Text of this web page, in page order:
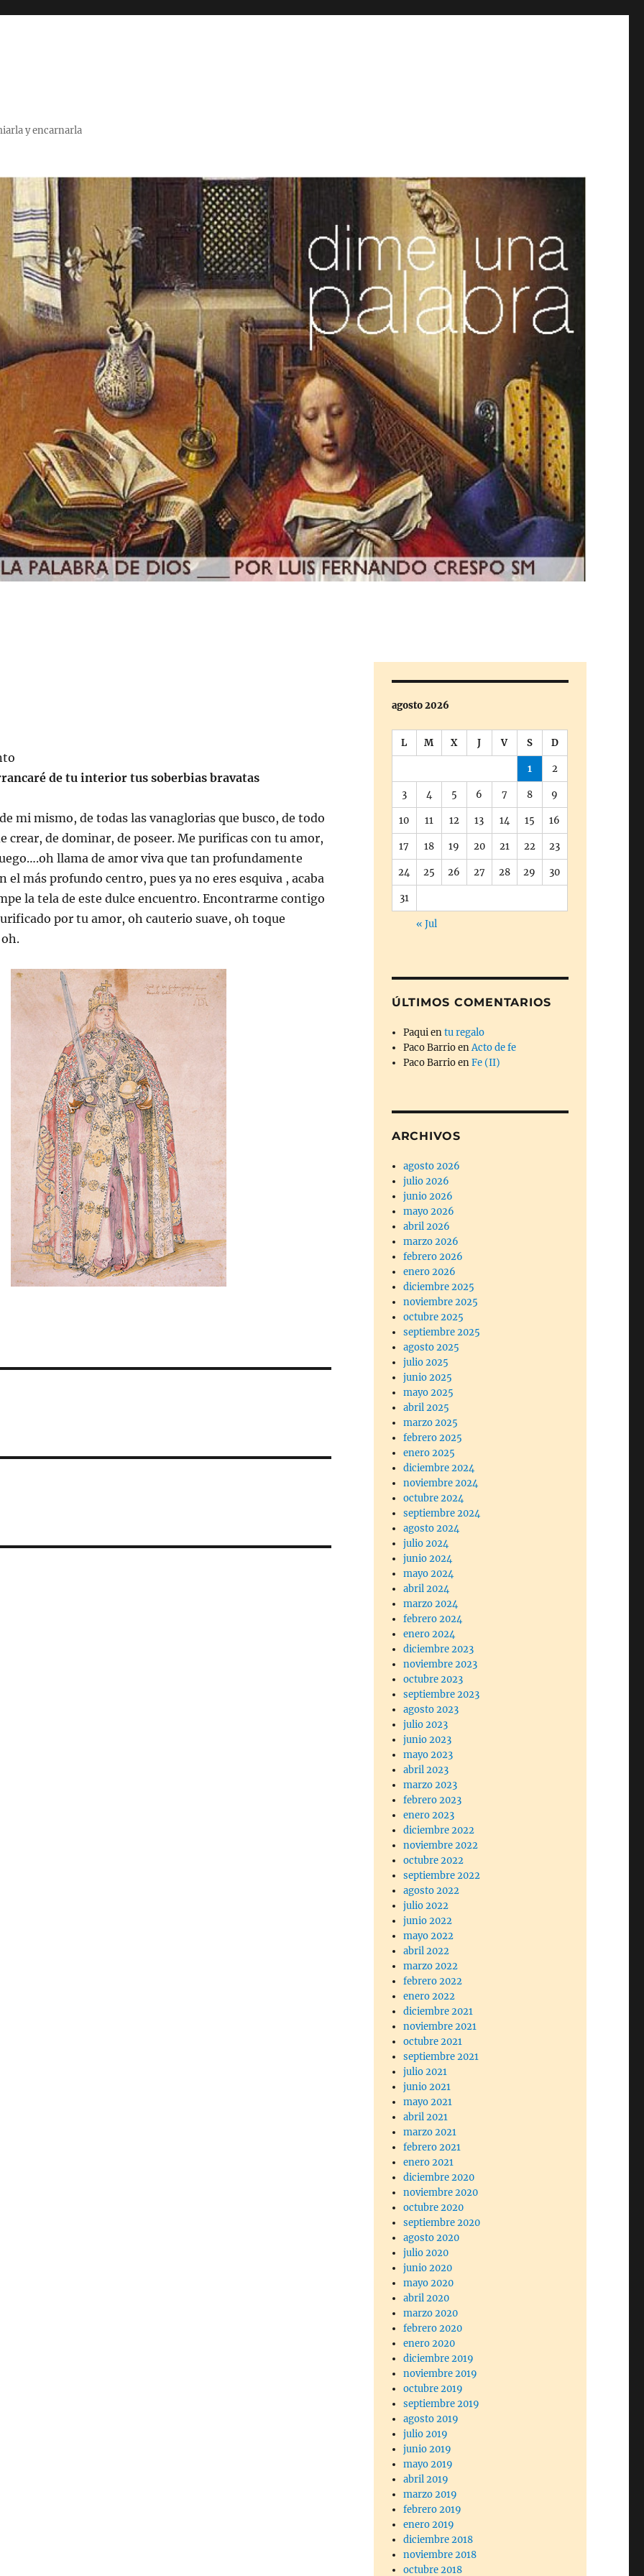
y encarnarla
de tu interior tus soberbias bravatas
mi mismo, de todas las vanaglorias que busco, de todo
crear, de dominar, de poseer. Me purificas con tu amor,
llama de amor viva que tan profundamente
el más profundo centro, pues ya no eres esquiva , acaba
la tela de este dulce encuentro. Encontrarme contigo
por tu amor, oh cauterio suave, oh toque
agosto 2026
L M X J V S D
1 2
3 4 5 6 7 8 9
10 11 12 13 14 15 16
17 18 19 20 21 22 23
24 25 26 27 28 29 30
31
« Jul
ÚLTIMOS COMENTARIOS
Paquientu regalo
Paco BarrioenActo de fe
Paco BarrioenFe (II)
ARCHIVOS
agosto 2026
julio 2026
junio 2026
mayo 2026
abril 2026
marzo 2026
febrero 2026
enero 2026
diciembre 2025
noviembre 2025
octubre 2025
septiembre 2025
agosto 2025
julio 2025
junio 2025
mayo 2025
abril 2025
marzo 2025
febrero 2025
enero 2025
diciembre 2024
noviembre 2024
octubre 2024
septiembre 2024
agosto 2024
julio 2024
junio 2024
mayo 2024
abril 2024
marzo 2024
febrero 2024
enero 2024
diciembre 2023
noviembre 2023
octubre 2023
septiembre 2023
agosto 2023
julio 2023
junio 2023
mayo 2023
abril 2023
marzo 2023
febrero 2023
enero 2023
diciembre 2022
noviembre 2022
octubre 2022
septiembre 2022
agosto 2022
julio 2022
junio 2022
mayo 2022
abril 2022
marzo 2022
febrero 2022
enero 2022
diciembre 2021
noviembre 2021
octubre 2021
septiembre 2021
julio 2021
junio 2021
mayo 2021
abril 2021
marzo 2021
febrero 2021
enero 2021
diciembre 2020
noviembre 2020
octubre 2020
septiembre 2020
agosto 2020
julio 2020
junio 2020
mayo 2020
abril 2020
marzo 2020
febrero 2020
enero 2020
diciembre 2019
noviembre 2019
octubre 2019
septiembre 2019
agosto 2019
julio 2019
junio 2019
mayo 2019
abril 2019
marzo 2019
febrero 2019
enero 2019
diciembre 2018
noviembre 2018
octubre 2018